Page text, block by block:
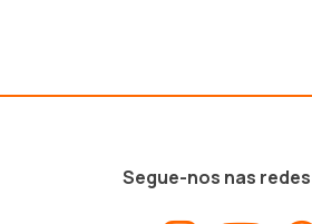
Segue-nos nas